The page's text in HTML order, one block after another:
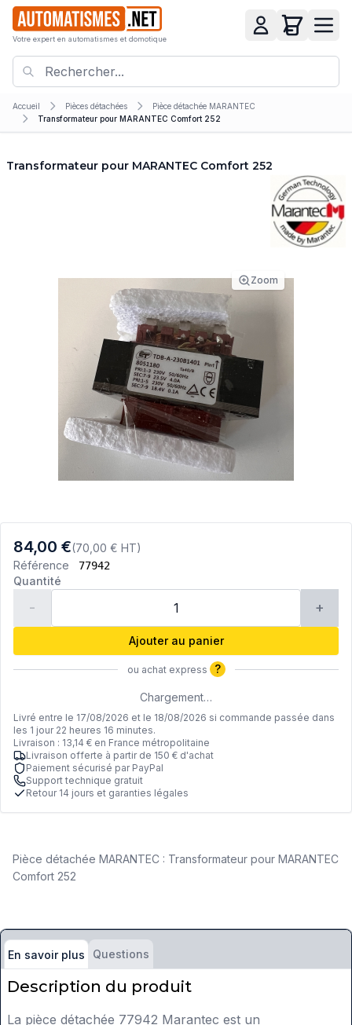
Votre expert en automatismes et domotique
Accueil Pièces détachées
Pièce détachée MARANTEC
Transformateur pour MARANTEC Comfort 252
Transformateur pour MARANTEC Comfort 252
Zoom
84,00 €(70,00 € HT)
Référence
77942
Quantité
- +
Ajouter au panier
ou achat express ?
Chargement…
Livré entre le 17/08/2026 et le 18/08/2026 si commande passée dans
les 1 jour 22 heures 16 minutes.
Livraison : 13,14 € en France métropolitaine
Livraison offerte à partir de 150 € d'achat
Paiement sécurisé par PayPal
Support technique gratuit
Retour 14 jours et garanties légales
Pièce détachée MARANTEC : Transformateur pour MARANTEC
Comfort 252
En savoir plus Questions
Description du produit
La pièce détachée 77942 Marantec est un